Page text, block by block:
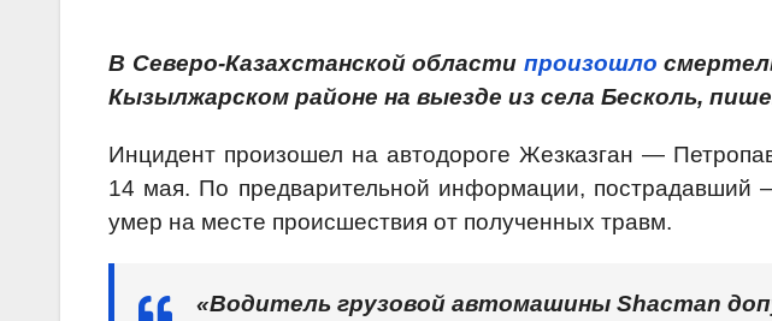
В Северо-Казахстанской области произошло
Кызылжарском районе на выезде из села Бесколь,
Инцидент произошел на автодороге Жезказган —
14 мая. По предварительной информации,
умер на месте происшествия от полученных травм.
«Водитель грузовой автомашины Shacman